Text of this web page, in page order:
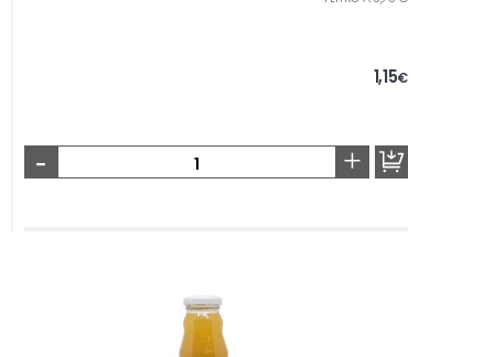
1,15€
- +